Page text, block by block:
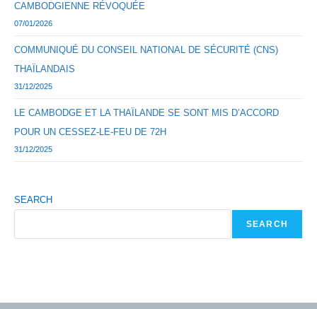
CAMBODGIENNE RÉVOQUÉE
07/01/2026
COMMUNIQUÉ DU CONSEIL NATIONAL DE SÉCURITÉ (CNS)
THAÏLANDAIS
31/12/2025
LE CAMBODGE ET LA THAÏLANDE SE SONT MIS D’ACCORD
POUR UN CESSEZ-LE-FEU DE 72H
31/12/2025
SEARCH
SEARCH